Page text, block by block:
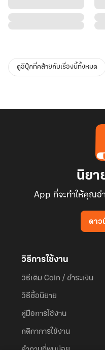
ดูอีบุ๊กที่คล้ายกับเรื่องนี้ทั้งหมด
นิยา
App ที่จะทำให้คุณอ่
ดาว
วิธีการใช้งาน
วิธีเติม Coin / ชำระเงิน
วิธีซื้อนิยาย
คู่มือการใช้งาน
กติกาการใช้งาน